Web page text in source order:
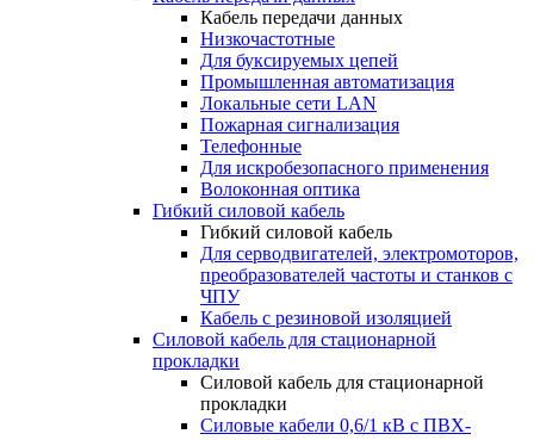
Кабель передачи данных
Низкочастотные
Для буксируемых цепей
Промышленная автоматизация
Локальные сети LAN
Пожарная сигнализация
Телефонные
Для искробезопасного применения
Волоконная оптика
Гибкий силовой кабель
Гибкий силовой кабель
Для серводвигателей, электромоторов,
преобразователей частоты и станков с
ЧПУ
Кабель с резиновой изоляцией
Силовой кабель для стационарной
прокладки
Силовой кабель для стационарной
прокладки
Силовые кабели 0,6/1 кВ с ПВХ-